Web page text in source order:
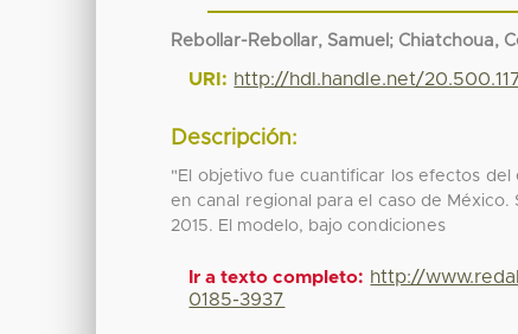
Rebollar-Rebollar, Samuel; Chiatchoua,
URI: http://hdl.handle.net/
Descripción:
"El objetivo fue cuantificar los efectos
en canal regional para el caso de
2015. El modelo, bajo condiciones
Ir a texto completo: http://
0185-3937